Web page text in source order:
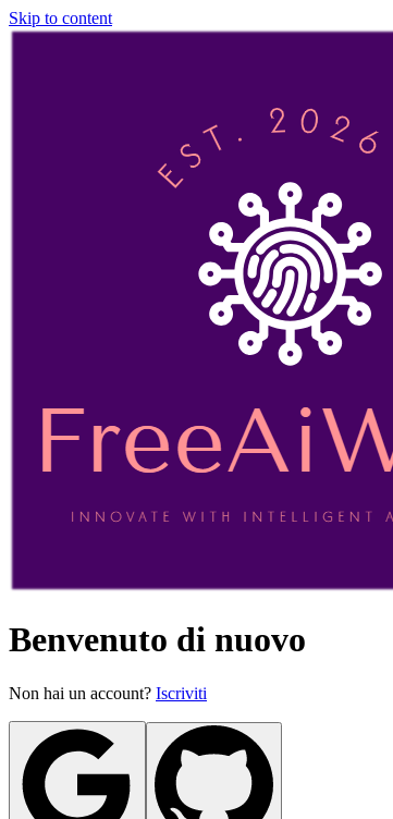
Skip to content
Benvenuto di nuovo
Non hai un account? Iscriviti